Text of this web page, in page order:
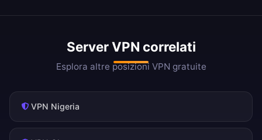
Server VPN correlati
Esplora altre posizioni VPN gratuite
VPN Nigeria